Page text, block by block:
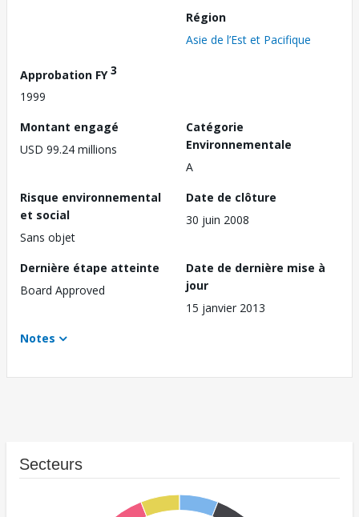
Région
Asie de l’Est et Pacifique
Approbation FY3
1999
Montant engagé
USD 99.24 millions
Catégorie
Environnementale
A
Risque environnemental
et social
Sans objet
Date de clôture
30 juin 2008
Dernière étape atteinte
Board Approved
Date de dernière mise à
jour
15 janvier 2013
Notes
Secteurs